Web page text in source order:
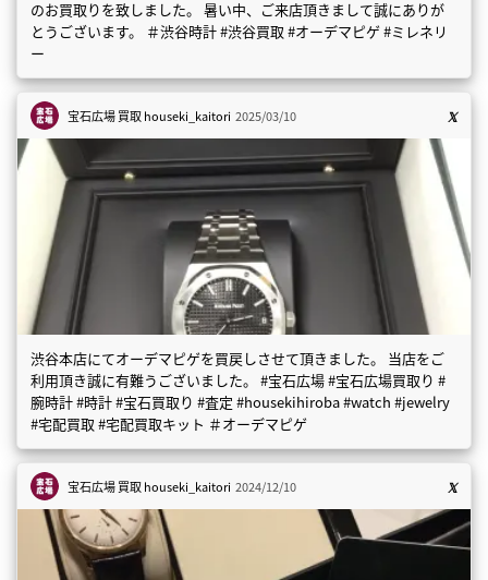
のお買取りを致しました。 暑い中、ご来店頂きまして誠にありが
とうございます。 ＃渋谷時計 #渋谷買取 #オーデマピゲ #ミレネリ
ー
宝石広場 買取houseki_kaitori 2025/03/10
渋谷本店にてオーデマピゲを買戻しさせて頂きました。 当店をご
利用頂き誠に有難うございました。 #宝石広場 #宝石広場買取り #
腕時計 #時計 #宝石買取り #査定 #housekihiroba #watch #jewelry
#宅配買取 #宅配買取キット ＃オーデマピゲ
宝石広場 買取houseki_kaitori 2024/12/10